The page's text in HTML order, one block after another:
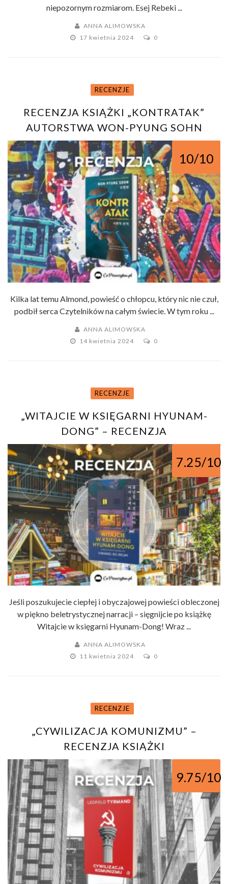
niepozornym rozmiarom. Esej Rebeki ...
ANNA ALIMOWSKA
17 kwietnia 2024
0
RECENZJE
RECENZJA KSIĄŻKI „KONTRATAK”
AUTORSTWA WON-PYUNG SOHN
10/10
Kilka lat temu Almond, powieść o chłopcu, który nic nie czuł,
podbił serca Czytelników na całym świecie. W tym roku ...
ANNA ALIMOWSKA
14 kwietnia 2024
0
RECENZJE
„WITAJCIE W KSIĘGARNI HYUNAM-
DONG” – RECENZJA
7.25/10
Jeśli poszukujecie ciepłej i obyczajowej powieści obleczonej
w piękno beletrystycznej narracji – sięgnijcie po książkę
Witajcie w księgarni Hyunam-Dong! Wraz ...
ANNA ALIMOWSKA
11 kwietnia 2024
0
RECENZJE
„CYWILIZACJA KOMUNIZMU” –
RECENZJA KSIĄŻKI
9.75/10